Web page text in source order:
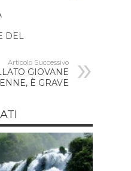
DEL
Articolo Successivo
GIOVANE
È GRAVE